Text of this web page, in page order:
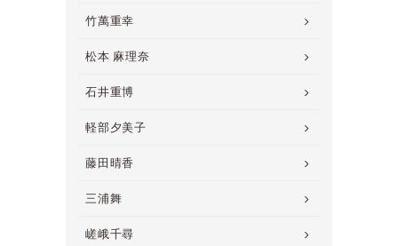
竹萬重幸
松本 麻理奈
石井重博
軽部夕美子
藤田晴香
三浦舞
嵯峨千尋